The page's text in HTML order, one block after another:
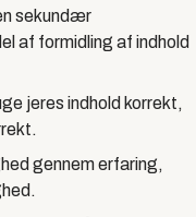
sekundær
af formidling af indhold
jeres indhold korrekt,
gennem erfaring,